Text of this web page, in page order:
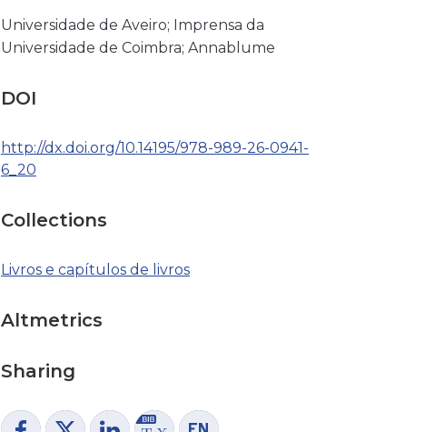
Universidade de Aveiro; Imprensa da
Universidade de Coimbra; Annablume
DOI
http://dx.doi.org/10.14195/978-989-26-0941-
6_20
Collections
Livros e capítulos de livros
Altmetrics
Sharing